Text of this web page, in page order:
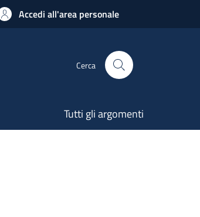
Accedi all'area personale
Cerca
Tutti gli argomenti